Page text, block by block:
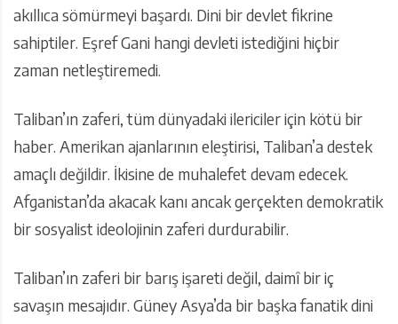
akıllıca sömürmeyi başardı. Dini bir devlet fikrine
sahiptiler. Eşref Gani hangi devleti istediğini hiçbir
zaman netleştiremedi.
Taliban’ın zaferi, tüm dünyadaki ilericiler için kötü bir
haber. Amerikan ajanlarının eleştirisi, Taliban’a destek
amaçlı değildir. İkisine de muhalefet devam edecek.
Afganistan’da akacak kanı ancak gerçekten demokratik
bir sosyalist ideolojinin zaferi durdurabilir.
Taliban’ın zaferi bir barış işareti değil, daimî bir iç
savaşın mesajıdır. Güney Asya’da bir başka fanatik dini